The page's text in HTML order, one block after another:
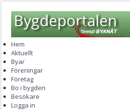
Hem
Aktuellt
Byar
Föreningar
Företag
Bo i bygden
Besökare
Logga in